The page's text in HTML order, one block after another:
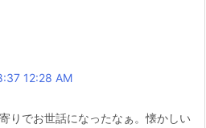
12:28 AM
りでお世話になったなぁ。懐かしい